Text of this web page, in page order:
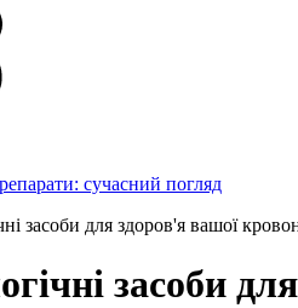
сучасний погляд
засоби для здоров'я вашої
засоби